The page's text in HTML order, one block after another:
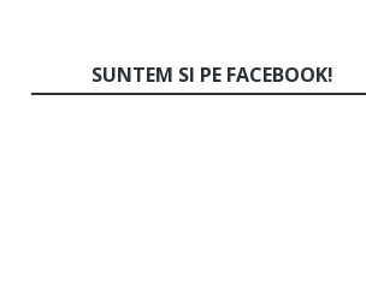
SUNTEM SI PE FACEBOOK!